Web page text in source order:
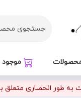
موجود
طور انحصاری متعلق